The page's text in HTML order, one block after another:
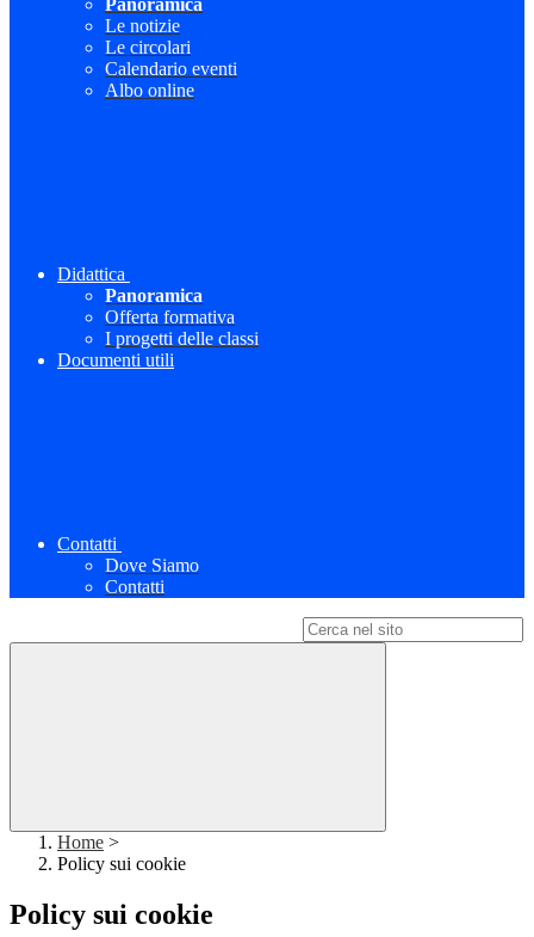
Panoramica
Le notizie
Le circolari
Calendario eventi
Albo online
Didattica
Panoramica
Offerta formativa
I progetti delle classi
Documenti utili
Contatti
Dove Siamo
Contatti
Home >
Policy sui cookie
Policy sui cookie